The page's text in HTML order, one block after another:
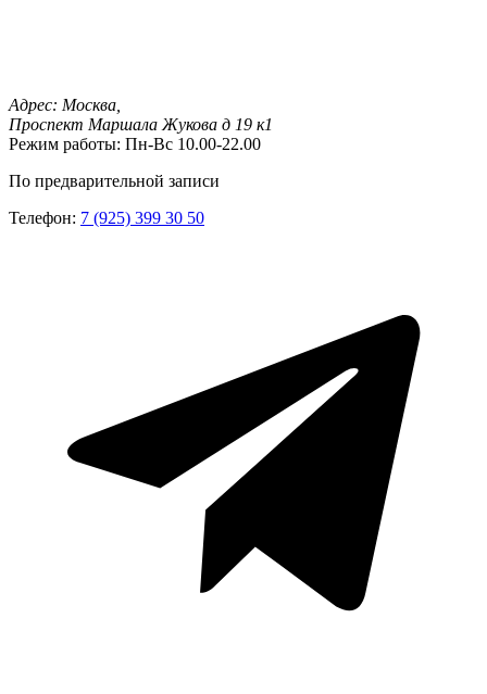
Адрес: Москва,
Проспект Маршала Жукова д 19 к1
Режим работы: Пн-Вс 10.00-22.00
По предварительной записи
Телефон: 7 (925) 399 30 50